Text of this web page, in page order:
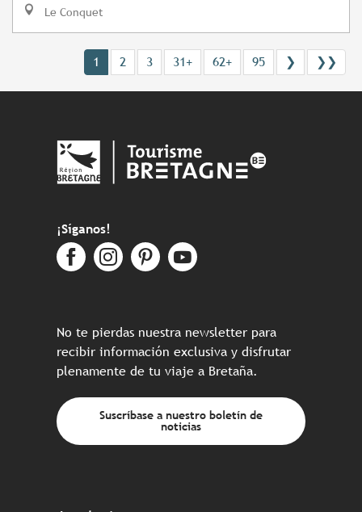
Le Conquet
1 2 3 31+ 62+ 95 ❯ ❯❯
¡Síganos!
No te pierdas nuestra newsletter para
recibir información exclusiva y disfrutar
plenamente de tu viaje a Bretaña.
Suscríbase a nuestro boletín de
noticias